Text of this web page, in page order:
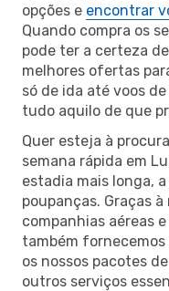
opções e encontrar
Quando compra os
pode ter a certeza
melhores ofertas
só de ida até voos
tudo aquilo de que
Quer esteja à
semana rápida em
estadia mais longa,
poupanças. Graças
companhias aéreas
também
os nossos pacotes
outros serviços